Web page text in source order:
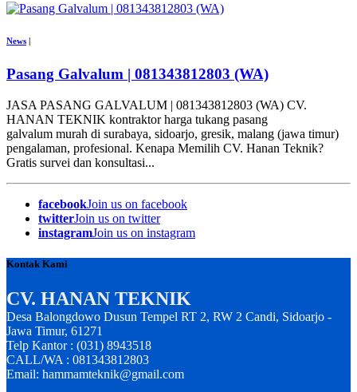
News
Pasang Galvalum | 081343812803 (WA)
JASA PASANG GALVALUM | 081343812803 (WA) CV.
HANAN TEKNIK kontraktor harga tukang pasang
galvalum murah di surabaya, sidoarjo, gresik, malang (jawa timur)
pengalaman, profesional. Kenapa Memilih CV. Hanan Teknik?
Gratis survei dan konsultasi...
facebookJoin us on facebook
twitterJoin us on twitter
instagramJoin us on instagram
Kontak Kami
CV. HANAN TEKNIK
Desa Balongdowo Dusun Tempel RT 2, RW 2 Candi, Sidoarjo -
Jawa Timur, 61271
Telp Kantor : (031) 8943518
CALL/WA : 081343812803
Email: hammamteknik@gmail.com